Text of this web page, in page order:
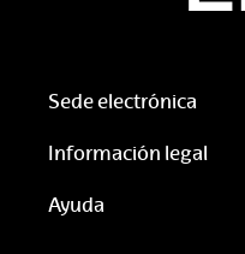
Sede electrónica
Información legal
Ayuda